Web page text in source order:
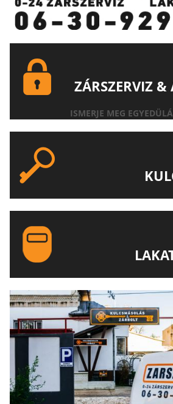
ZÁRSZERVIZ &
ISMERJE MEG